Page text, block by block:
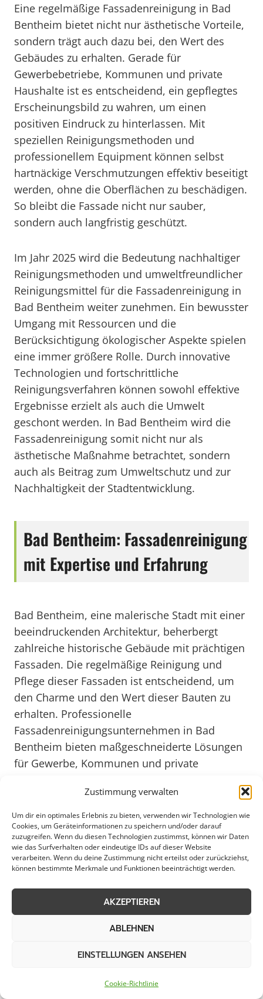
Zustimmung verwalten
Um dir ein optimales Erlebnis zu bieten, verwenden wir Technologien wie
Cookies, um Geräteinformationen zu speichern und/oder darauf
zuzugreifen. Wenn du diesen Technologien zustimmst, können wir Daten
wie das Surfverhalten oder eindeutige IDs auf dieser Website
verarbeiten. Wenn du deine Zustimmung nicht erteilst oder zurückziehst,
können bestimmte Merkmale und Funktionen beeinträchtigt werden.
AKZEPTIEREN
ABLEHNEN
EINSTELLUNGEN ANSEHEN
Cookie-Richtlinie
Eine regelmäßige Fassadenreinigung in Bad
Bentheim bietet nicht nur ästhetische Vorteile,
sondern trägt auch dazu bei, den Wert des
Gebäudes zu erhalten. Gerade für
Gewerbebetriebe, Kommunen und private
Haushalte ist es entscheidend, ein gepflegtes
Erscheinungsbild zu wahren, um einen
positiven Eindruck zu hinterlassen. Mit
speziellen Reinigungsmethoden und
professionellem Equipment können selbst
hartnäckige Verschmutzungen effektiv beseitigt
werden, ohne die Oberflächen zu beschädigen.
So bleibt die Fassade nicht nur sauber,
sondern auch langfristig geschützt.
Im Jahr 2025 wird die Bedeutung nachhaltiger
Reinigungsmethoden und umweltfreundlicher
Reinigungsmittel für die Fassadenreinigung in
Bad Bentheim weiter zunehmen. Ein bewusster
Umgang mit Ressourcen und die
Berücksichtigung ökologischer Aspekte spielen
eine immer größere Rolle. Durch innovative
Technologien und fortschrittliche
Reinigungsverfahren können sowohl effektive
Ergebnisse erzielt als auch die Umwelt
geschont werden. In Bad Bentheim wird die
Fassadenreinigung somit nicht nur als
ästhetische Maßnahme betrachtet, sondern
auch als Beitrag zum Umweltschutz und zur
Nachhaltigkeit der Stadtentwicklung.
Bad Bentheim: Fassadenreinigung
mit Expertise und Erfahrung
Bad Bentheim, eine malerische Stadt mit einer
beeindruckenden Architektur, beherbergt
zahlreiche historische Gebäude mit prächtigen
Fassaden. Die regelmäßige Reinigung und
Pflege dieser Fassaden ist entscheidend, um
den Charme und den Wert dieser Bauten zu
erhalten. Professionelle
Fassadenreinigungsunternehmen in Bad
Bentheim bieten maßgeschneiderte Lösungen
für Gewerbe, Kommunen und private
Fassaden in ihrer vollen Pracht erstrahlen.
Die Fassadenreinigung in Bad Bentheim
umfasst eine Vielzahl von Dienstleistungen,
darunter die Entfernung von Schmutz, Graffiti,
Einsatz modernster Technologien und
umweltfreundlicher Reinigungsmittel sorgen
die Experten dafür, dass die Fassaden
ästhetisch ansprechendes Erscheinungsbild,